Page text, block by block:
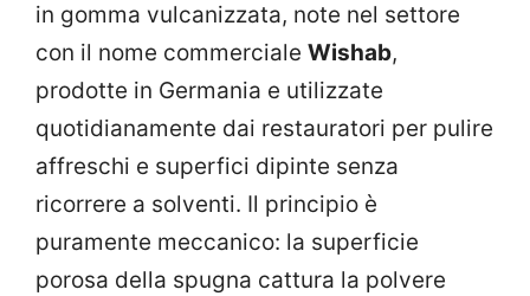
in gomma vulcanizzata, note nel settore
con il nome commerciale Wishab,
prodotte in Germania e utilizzate
quotidianamente dai restauratori per pulire
affreschi e superfici dipinte senza
ricorrere a solventi. Il principio è
puramente meccanico: la superficie
porosa della spugna cattura la polvere